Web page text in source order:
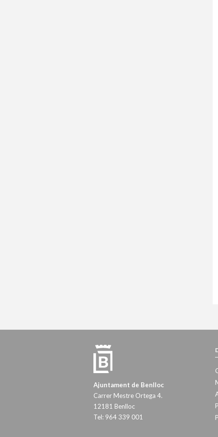
Ajuntament de Benlloc
Carrer Mestre Ortega 4.
12181 Benlloc
Tel: 964 339 001